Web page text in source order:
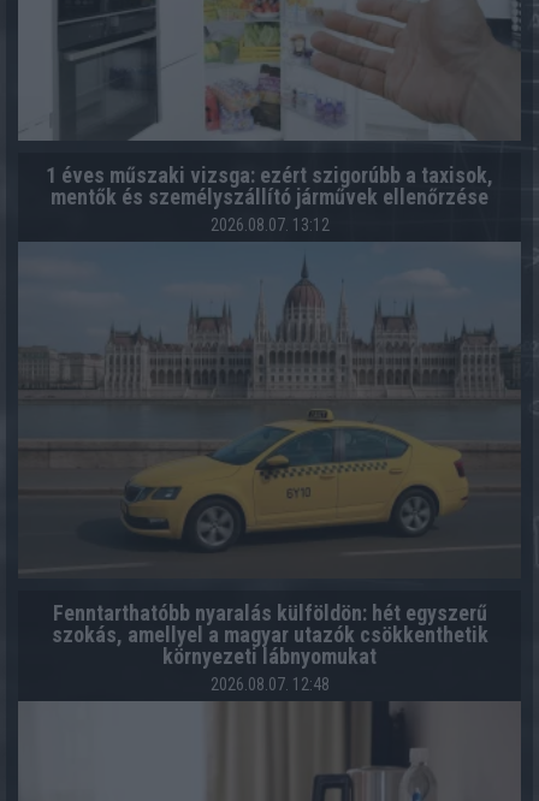
1 éves műszaki vizsga: ezért szigorúbb a taxisok,
mentők és személyszállító járművek ellenőrzése
2026.08.07. 13:12
Fenntarthatóbb nyaralás külföldön: hét egyszerű
szokás, amellyel a magyar utazók csökkenthetik
környezeti lábnyomukat
2026.08.07. 12:48